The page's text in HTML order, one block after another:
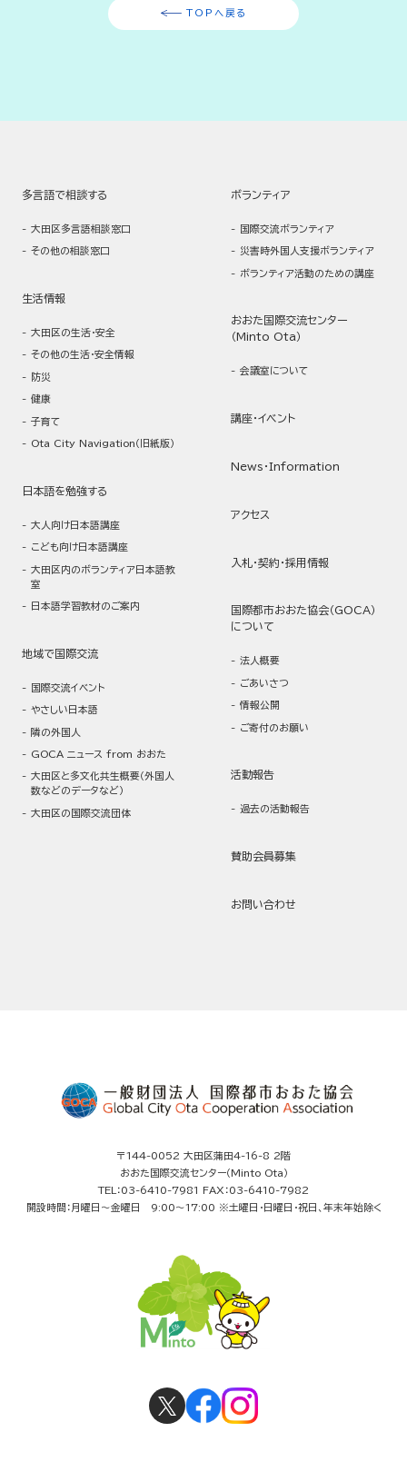
TOPへ戻る
多言語で相談する
大田区多言語相談窓口
その他の相談窓口
生活情報
大田区の生活・安全
その他の生活・安全情報
防災
健康
子育て
Ota City Navigation（旧紙版）
日本語を勉強する
大人向け日本語講座
こども向け日本語講座
大田区内のボランティア日本語教
室
日本語学習教材のご案内
地域で国際交流
国際交流イベント
やさしい日本語
隣の外国人
GOCA ニュース from おおた
大田区と多文化共生概要（外国人
数などのデータなど）
大田区の国際交流団体
ボランティア
国際交流ボランティア
災害時外国人支援ボランティア
ボランティア活動のための講座
おおた国際交流センター
（Minto Ota）
会議室について
講座・イベント
News・Information
アクセス
入札・契約・採用情報
国際都市おおた協会（GOCA）
について
法人概要
ごあいさつ
情報公開
ご寄付のお願い
活動報告
過去の活動報告
賛助会員募集
お問い合わせ
〒144-0052 大田区蒲田4-16-8 2階
おおた国際交流センター（Minto Ota）
TEL：03-6410-7981 FAX：03-6410-7982
開設時間：月曜日～金曜日 9:00～17:00 ※土曜日・日曜日・祝日、年末年始除く